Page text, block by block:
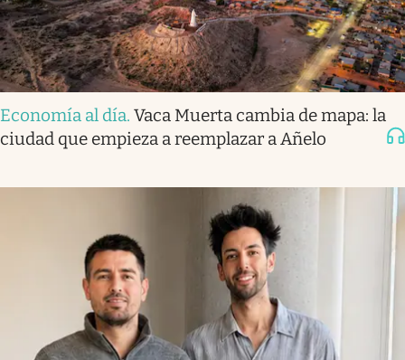
Economía al día. Vaca Muerta cambia de mapa: la
ciudad que empieza a reemplazar a Añelo